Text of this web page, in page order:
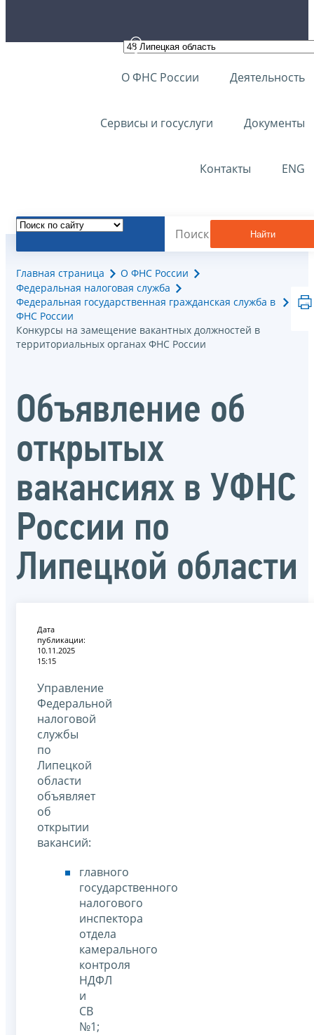
О ФНС России Деятельность
Сервисы и госуслуги Документы
Контакты ENG
Найти
Главная страница
О ФНС России
Федеральная налоговая служба
Федеральная государственная гражданская служба в
ФНС России
Конкурсы на замещение вакантных должностей в
территориальных органах ФНС России
Объявление об
открытых
вакансиях в УФНС
России по
Липецкой области
Дата
публикации:
10.11.2025
15:15
Управление
Федеральной
налоговой
службы
по
Липецкой
области
объявляет
об
открытии
вакансий:
главного
государственного
налогового
инспектора
отдела
камерального
контроля
НДФЛ
и
СВ
№1;